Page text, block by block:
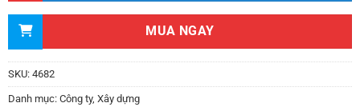
Thay đổi bố cục trang chủ (đơn giản)(+500,000 ₫)
Thiết kế 2 banner chạy ở slider chính
Thay đổi màu sắc toàn bộ site theo yêu cầu
MUA NGAY
SKU: 4682
Danh mục: Công ty, Xây dựng